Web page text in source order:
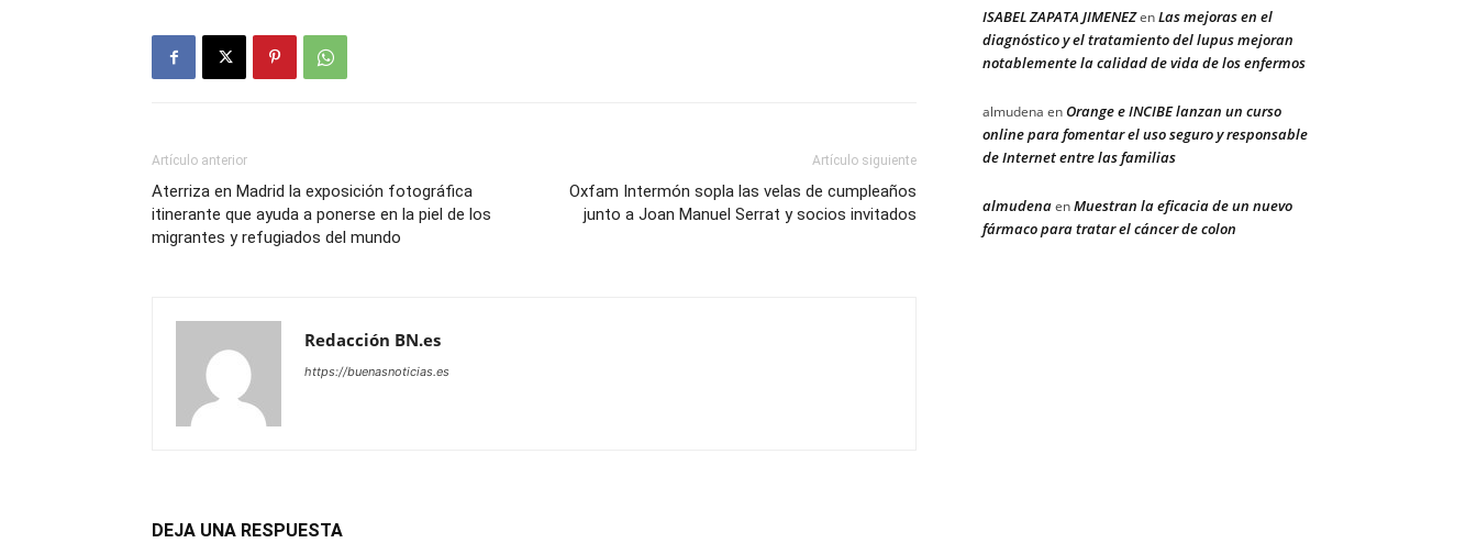
Artículo anterior
Aterriza en Madrid la exposición fotográfica
itinerante que ayuda a ponerse en la piel de los
migrantes y refugiados del mundo
Artículo siguiente
Oxfam Intermón sopla las velas de cumpleaños
junto a Joan Manuel Serrat y socios invitados
Redacción BN.es
https://buenasnoticias.es
DEJA UNA RESPUESTA
ISABEL ZAPATA JIMENEZenLas mejoras en el
diagnóstico y el tratamiento del lupus mejoran
notablemente la calidad de vida de los enfermos
almudena enOrange e INCIBE lanzan un curso
online para fomentar el uso seguro y responsable
de Internet entre las familias
almudenaenMuestran la eficacia de un nuevo
fármaco para tratar el cáncer de colon